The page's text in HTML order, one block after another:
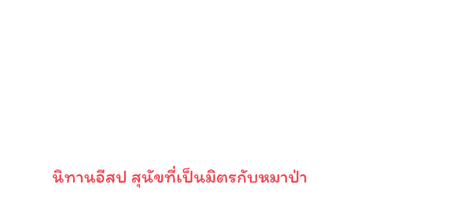
นิทานอีสป สุนัขที่เป็นมิตรกับหมาป่า